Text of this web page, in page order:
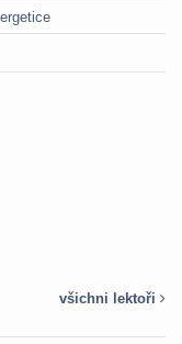
všichni lektoři